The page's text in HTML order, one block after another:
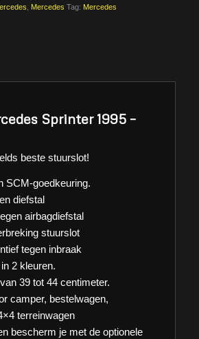
Mercedes Tag: Mercedes
Sprinter 1995 –
beste stuurslot!
SCM-goedkeuring.
diefstal
airbagdiefstal
stuurslot
tegen inbraak
2 kleuren.
39 tot 44 centimeter.
camper, bestelwagen,
terreinwagen
bescherm je met de optionele